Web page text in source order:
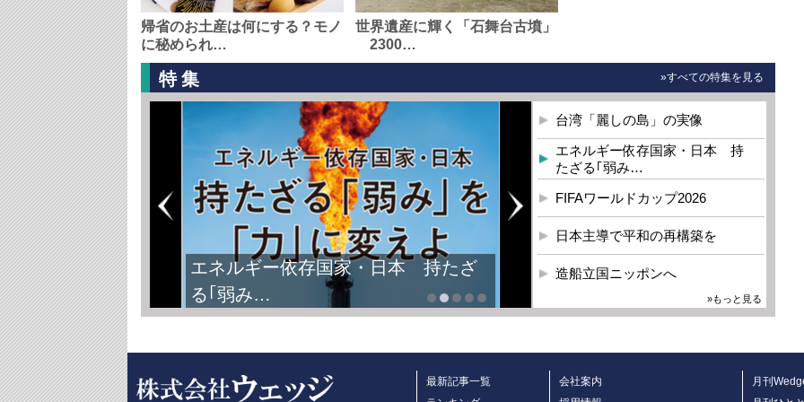
帰省のお土産は何にする？モノ
に秘められ…
世界遺産に輝く「石舞台古墳」
2300…
特集 »すべての特集を見る
エネルギー依存国家・日本 持たざ
る｢弱み…
台湾「麗しの島」の実像
エネルギー依存国家・日本 持
たざる｢弱み…
FIFAワールドカップ2026
日本主導で平和の再構築を
造船立国ニッポンへ
»もっと見る
最新記事一覧
会社案内
月刊